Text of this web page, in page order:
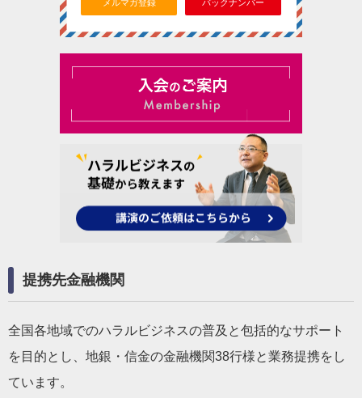
メルマガ登録 バックナンバー
提携先金融機関
全国各地域でのハラルビジネスの普及と包括的なサポート
を目的とし、地銀・信金の金融機関38行様と業務提携をし
ています。